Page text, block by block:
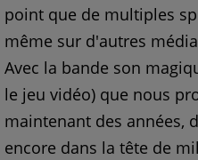
point que de multiples
même sur d'autres
Avec la bande son
le jeu vidéo) que nous
maintenant des années,
encore dans la tête de